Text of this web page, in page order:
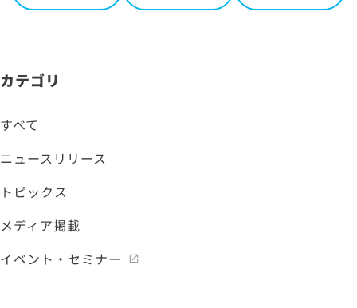
情報セキュリティポリシー
カテゴリ
すべて
ニュースリリース
トピックス
メディア掲載
イベント・セミナー